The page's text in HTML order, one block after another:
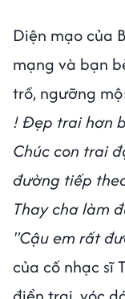
Diện mạo của
mạng và bạn
trồ, ngưỡng
! Đẹp trai hơn
Chúc con trai
đường tiếp
Thay cha làm
"Cậu em rất
của cố nhạc sĩ